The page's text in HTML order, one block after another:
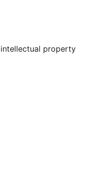
account
property